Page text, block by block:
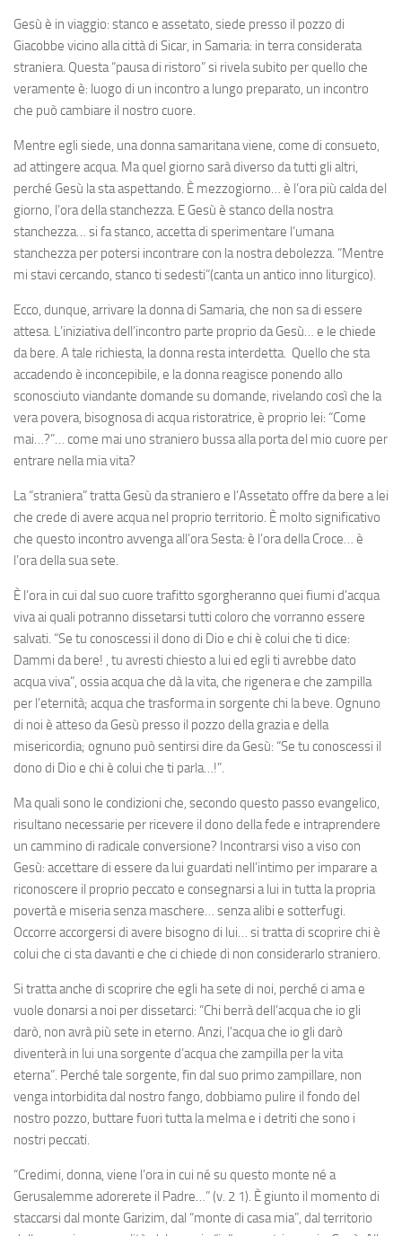
Gesù è in viaggio: stanco e assetato, siede presso il pozzo di
Giacobbe vicino alla città di Sicar, in Samaria: in terra considerata
straniera. Questa “pausa di ristoro” si rivela subito per quello che
veramente è: luogo di un incontro a lungo preparato, un incontro
che può cambiare il nostro cuore.
Mentre egli siede, una donna samaritana viene, come di consueto,
ad attingere acqua. Ma quel giorno sarà diverso da tutti gli altri,
perché Gesù la sta aspettando. È mezzogiorno… è l’ora più calda del
giorno, l’ora della stanchezza. E Gesù è stanco della nostra
stanchezza… si fa stanco, accetta di sperimentare l’umana
stanchezza per potersi incontrare con la nostra debolezza. “Mentre
mi stavi cercando, stanco ti sedesti”(canta un antico inno liturgico).
Ecco, dunque, arrivare la donna di Samaria, che non sa di essere
attesa. L’iniziativa dell’incontro parte proprio da Gesù… e le chiede
da bere. A tale richiesta, la donna resta interdetta. Quello che sta
accadendo è inconcepibile, e la donna reagisce ponendo allo
sconosciuto viandante domande su domande, rivelando così che la
vera povera, bisognosa di acqua ristoratrice, è proprio lei: “Come
mai…?”… come mai uno straniero bussa alla porta del mio cuore per
entrare nella mia vita?
La “straniera” tratta Gesù da straniero e l’Assetato offre da bere a lei
che crede di avere acqua nel proprio territorio. È molto significativo
che questo incontro avvenga all’ora Sesta: è l’ora della Croce… è
l’ora della sua sete.
È l’ora in cui dal suo cuore trafitto sgorgheranno quei fiumi d’acqua
viva ai quali potranno dissetarsi tutti coloro che vorranno essere
salvati. “Se tu conoscessi il dono di Dio e chi è colui che ti dice:
Dammi da bere! , tu avresti chiesto a lui ed egli ti avrebbe dato
acqua viva”, ossia acqua che dà la vita, che rigenera e che zampilla
per l’eternità; acqua che trasforma in sorgente chi la beve. Ognuno
di noi è atteso da Gesù presso il pozzo della grazia e della
misericordia; ognuno può sentirsi dire da Gesù: “Se tu conoscessi il
dono di Dio e chi è colui che ti parla…!”.
Ma quali sono le condizioni che, secondo questo passo evangelico,
risultano necessarie per ricevere il dono della fede e intraprendere
un cammino di radicale conversione? Incontrarsi viso a viso con
Gesù: accettare di essere da lui guardati nell’intimo per imparare a
riconoscere il proprio peccato e consegnarsi a lui in tutta la propria
povertà e miseria senza maschere… senza alibi e sotterfugi.
Occorre accorgersi di avere bisogno di lui… si tratta di scoprire chi è
colui che ci sta davanti e che ci chiede di non considerarlo straniero.
Si tratta anche di scoprire che egli ha sete di noi, perché ci ama e
vuole donarsi a noi per dissetarci: “Chi berrà dell’acqua che io gli
darò, non avrà più sete in eterno. Anzi, l’acqua che io gli darò
diventerà in lui una sorgente d’acqua che zampilla per la vita
eterna”. Perché tale sorgente, fin dal suo primo zampillare, non
venga intorbidita dal nostro fango, dobbiamo pulire il fondo del
nostro pozzo, buttare fuori tutta la melma e i detriti che sono i
nostri peccati.
“Credimi, donna, viene l’ora in cui né su questo monte né a
Gerusalemme adorerete il Padre…” (v. 2 1). È giunto il momento di
staccarsi dal monte Garizim, dal “monte di casa mia”, dal territorio